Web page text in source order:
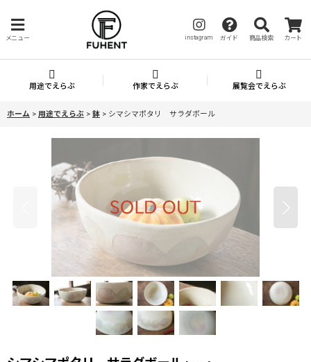
メニュー instagram ガイド 商品検索 カート
用途でえらぶ 作家でえらぶ 展覧会でえらぶ
ホーム > 用途でえらぶ > 鉢 > シマシマポタリ サラダボール